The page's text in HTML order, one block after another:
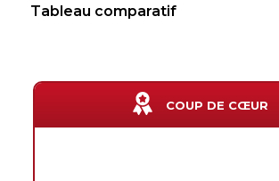
Tableau comparatif
COUP DE CŒUR